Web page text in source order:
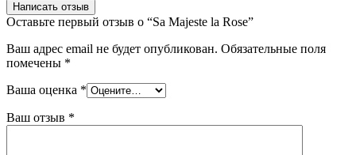
Написать отзыв
Оставьте первый отзыв о “Sa Majeste la Rose”
Ваш адрес email не будет опубликован. Обязательные поля
помечены *
Ваша оценка *
Ваш отзыв *